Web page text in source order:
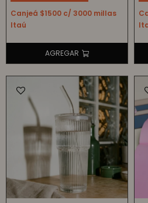
Canjeá $1500 c/ 3000 millas
Itaú